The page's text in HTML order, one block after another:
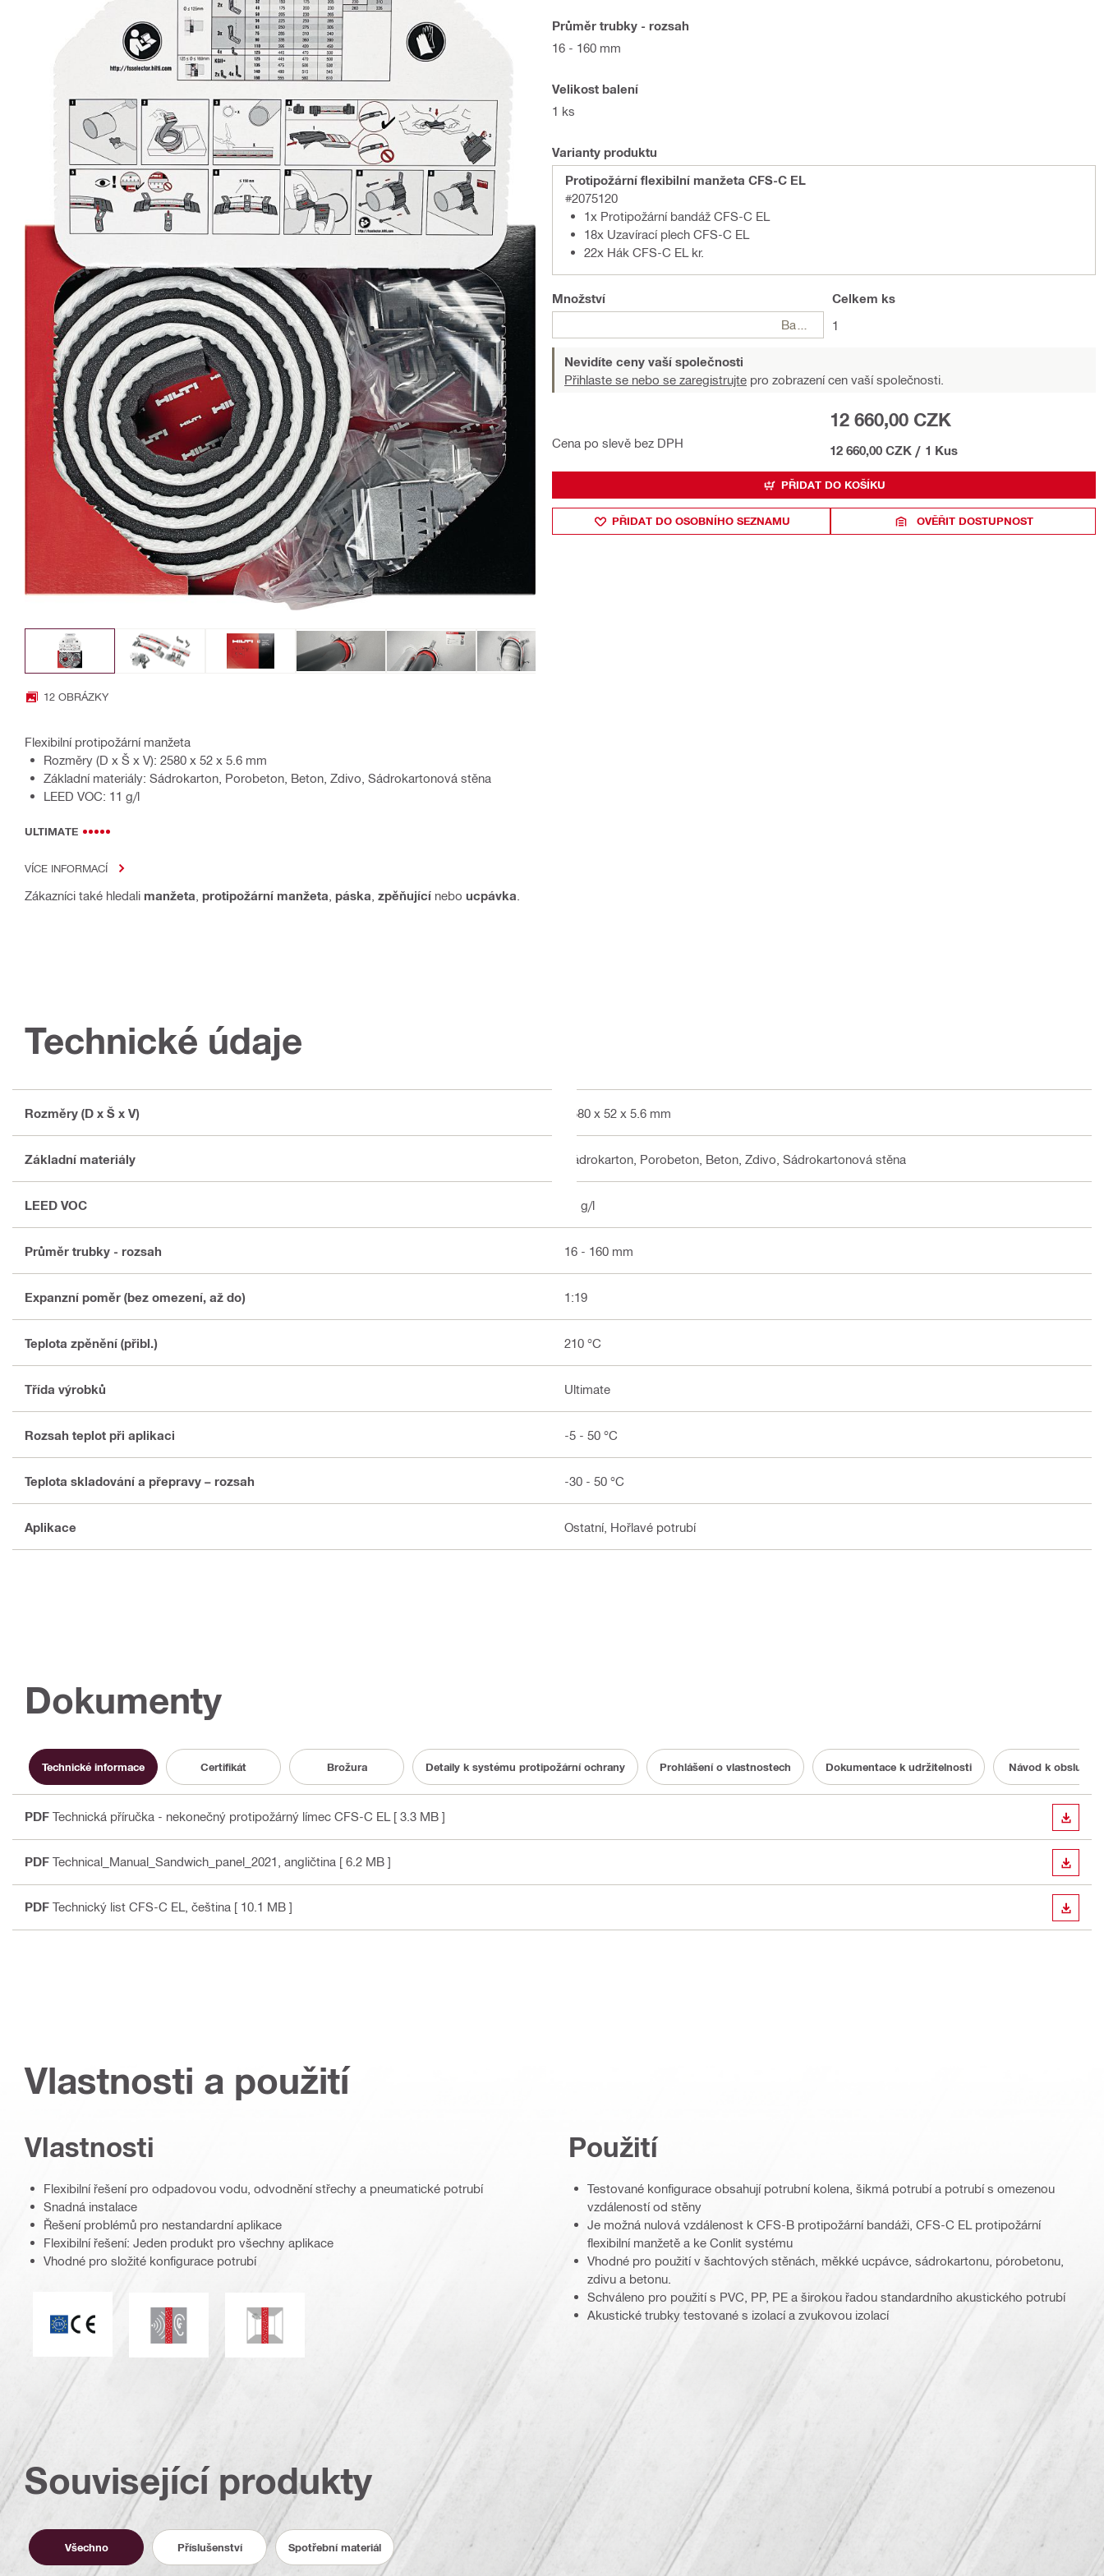
12 OBRÁZKY
Flexibilní protipožární manžeta
Rozměry (D x Š x V): 2580 x 52 x 5.6 mm
Základní materiály: Sádrokarton, Porobeton, Beton, Zdivo, Sádrokartonová stěna
LEED VOC: 11 g/l
ULTIMATE
VÍCE INFORMACÍ
Zákazníci také hledali manžeta protipožární manžeta páska zpěňující nebo ucpávka
Průměr trubky - rozsah
16 - 160 mm
Velikost balení
1 ks
Varianty produktu
Protipožární flexibilní manžeta CFS-C EL
#2075120
1x Protipožární bandáž CFS-C EL
18x Uzavírací plech CFS-C EL
22x Hák CFS-C EL kr.
Množství
Celkem ks
1
Nevidíte ceny vaší společnosti
Přihlaste se nebo se zaregistrujte pro zobrazení cen vaší společnosti.
Cena po slevě bez DPH
12 660,00 CZK
12 660,00 CZK / 1 Kus
PŘIDAT DO KOŠÍKU
PŘIDAT DO OSOBNÍHO SEZNAMU OVĚŘIT DOSTUPNOST
Technické údaje
Rozměry (D x Š x V) 2580 x 52 x 5.6 mm
Základní materiály Sádrokarton, Porobeton, Beton, Zdivo, Sádrokartonová stěna
LEED VOC 11 g/l
Průměr trubky - rozsah 16 - 160 mm
Expanzní poměr (bez omezení, až do) 1:19
Teplota zpěnění (přibl.) 210 °C
Třída výrobků Ultimate
Rozsah teplot při aplikaci -5 - 50 °C
Teplota skladování a přepravy – rozsah -30 - 50 °C
Aplikace Ostatní, Hořlavé potrubí
Dokumenty
Technické informace Certifikát Brožura Detaily k systému protipožární ochrany Prohlášení o vlastnostech Dokumentace k udržitelnosti Návod k obsluze
PDF Technická příručka - nekonečný protipožárný límec CFS-C EL [ 3.3 MB ]
PDF Technical_Manual_Sandwich_panel_2021 , angličtina [ 6.2 MB ]
PDF Technický list CFS-C EL , čeština [ 10.1 MB ]
Vlastnosti a použití
Vlastnosti
Flexibilní řešení pro odpadovou vodu, odvodnění střechy a pneumatické potrubí
Snadná instalace
Řešení problémů pro nestandardní aplikace
Flexibilní řešení: Jeden produkt pro všechny aplikace
Vhodné pro složité konfigurace potrubí
Akustická izolaceOdolnost vůči vlhku a plísním
Použití
Testované konfigurace obsahují potrubní kolena, šikmá potrubí a potrubí s omezenou
vzdáleností od stěny
Je možná nulová vzdálenost k CFS-B protipožární bandáži, CFS-C EL protipožární
flexibilní manžetě a ke Conlit systému
Vhodné pro použití v šachtových stěnách, měkké ucpávce, sádrokartonu, pórobetonu,
zdivu a betonu.
Schváleno pro použití s PVC, PP, PE a širokou řadou standardního akustického potrubí
Akustické trubky testované s izolací a zvukovou izolací
Související produkty
Všechno Příslušenství Spotřební materiál